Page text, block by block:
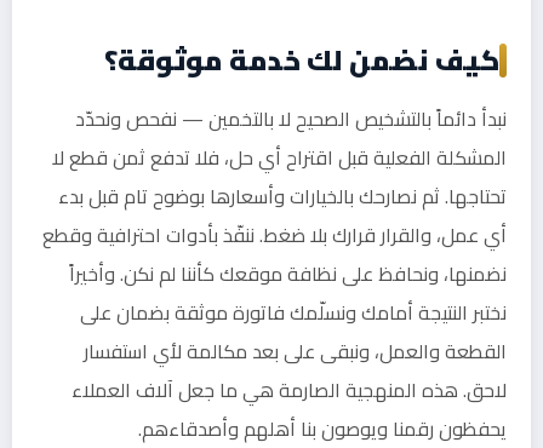
كيف نضمن لك خدمة موثوقة؟
نبدأ دائماً بالتشخيص الصحيح لا بالتخمين — نفحص ونحدّد
المشكلة الفعلية قبل اقتراح أي حل، فلا تدفع ثمن قطع لا
تحتاجها. ثم نصارحك بالخيارات وأسعارها بوضوح تام قبل بدء
أي عمل، والقرار قرارك بلا ضغط. ننفّذ بأدوات احترافية وقطع
نضمنها، ونحافظ على نظافة موقعك كأننا لم نكن. وأخيراً
نختبر النتيجة أمامك ونسلّمك فاتورة موثقة بضمان على
القطعة والعمل، ونبقى على بعد مكالمة لأي استفسار
لاحق. هذه المنهجية الصارمة هي ما جعل آلاف العملاء
يحفظون رقمنا ويوصون بنا أهلهم وأصدقاءهم.